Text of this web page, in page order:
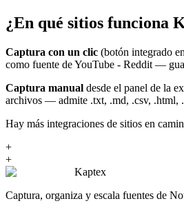
¿En qué sitios funciona
Captura con un clic (botón integrado
como fuente de YouTube - Reddit —
Captura manual desde el panel de la
archivos — admite .txt, .md, .csv, .html,
Hay más integraciones de sitios en
+
+
Kaptex
Captura, organiza y escala fuentes de